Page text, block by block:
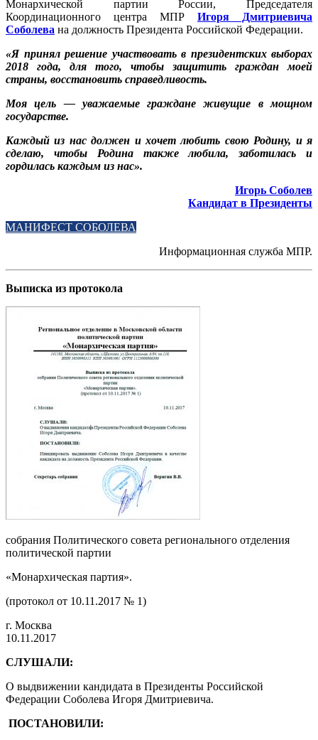
Монархической партии России, Председателя
Координационного центра МПР Игоря Дмитриевича
Соболева на должность Президента Российской Федерации.
«Я принял решение участвовать в президентских выборах
2018 года, для того, чтобы защитить граждан моей
страны, восстановить справедливость.
Моя цель — уважаемые граждане живущие в мощном
государстве.
Каждый из нас должен и хочет любить свою Родину, и я
сделаю, чтобы Родина также любила, заботилась и
гордилась каждым из нас».
Игорь Соболев
Кандидат в Президенты
МАНИФЕСТ СОБОЛЕВА
Информационная служба МПР.
Выписка из протокола
собрания Политического совета регионального отделения
политической партии
«Монархическая партия».
(протокол от 10.11.2017 № 1)
г. Москва
10.11.2017
СЛУШАЛИ:
О выдвижении кандидата в Президенты Российской
Федерации Соболева Игоря Дмитриевича.
ПОСТАНОВИЛИ: